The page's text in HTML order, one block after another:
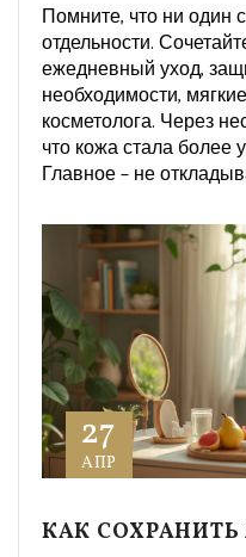
Помните, что ни один
отдельности.
ежедневный уход,
необходимости,
косметолога. Через
что кожа стала более
Главное – не
27
АПР
КАК